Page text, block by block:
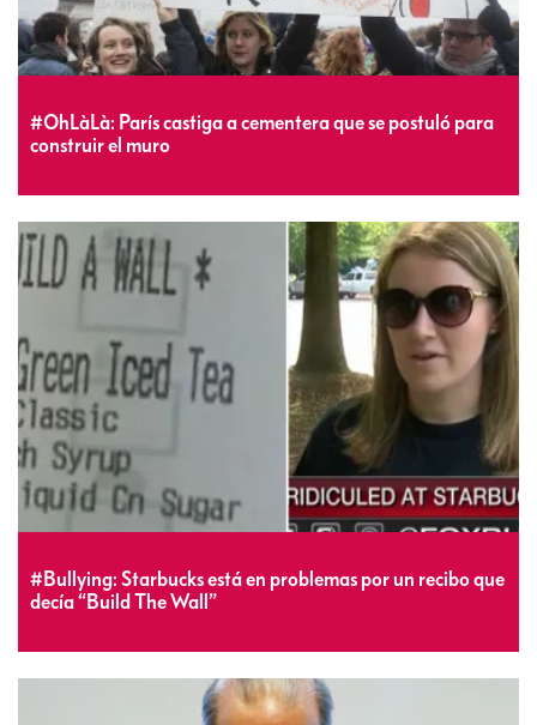
#OhLàLà: París castiga a cementera que se postuló para
construir el muro
#Bullying: Starbucks está en problemas por un recibo que
decía “Build The Wall”